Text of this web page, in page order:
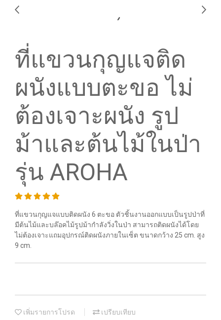
ที่แขวนกุญแจติด
ผนังแบบตะขอ ไม่
ต้องเจาะผนัง รูป
ม้าและต้นไม้ในป่า
รุ่น AROHA
ที่แขวนกุญแจแบบติดผนัง 6 ตะขอ ตัวชิ้นงานออกแบบเป็นรูปป่าที่
มีต้นไม้และบล๊อคไม้รูปม้ากำลังวิ่งในป่า สามารถติดผนังได้โดย
ไม่ต้องเจาะแถมอุปกรณ์ติดผนังภายในเซ็ต ขนาดกว้าง 25 cm. สูง
9 cm.
เพิ่มรายการโปรด เปรียบเทียบ